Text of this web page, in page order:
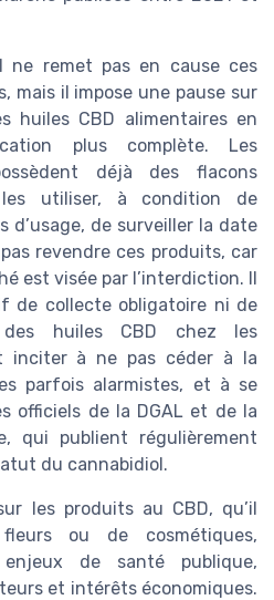
ne remet pas en cause ces
mais il impose une pause sur
huiles CBD alimentaires en
plus complète. Les
déjà des flacons
utiliser, à condition de
d’usage, de surveiller la date
revendre ces produits, car
est visée par l’interdiction. Il
de collecte obligatoire ni de
huiles CBD chez les
inciter à ne pas céder à la
parfois alarmistes, et à se
officiels de la DGAL et de la
qui publient régulièrement
du cannabidiol.
les produits au CBD, qu’il
fleurs ou de cosmétiques,
de santé publique,
et intérêts économiques.